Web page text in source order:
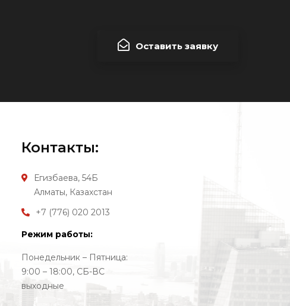
Оставить заявку
Контакты:
Егизбаева, 54Б
Алматы, Казахстан
+7 (776) 020 2013
Режим работы:
Понедельник – Пятница:
9:00 – 18:00, СБ-ВС
выходные